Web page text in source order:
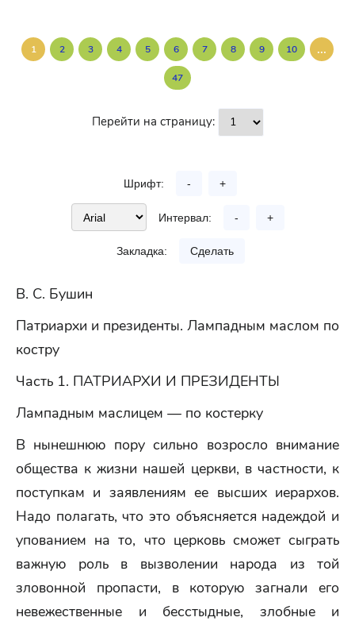
1 2 3 4 5 6 7 8 9 10 ...
47
Перейти на страницу:
Шрифт: - +
Интервал: - +
Закладка: Сделать
В. С. Бушин
Патриархи и президенты. Лампадным маслом по
костру
Часть 1. ПАТРИАРХИ И ПРЕЗИДЕНТЫ
Лампадным маслицем — по костерку
В нынешнюю пору сильно возросло внимание
общества к жизни нашей церкви, в частности, к
поступкам и заявлениям ее высших иерархов.
Надо полагать, что это объясняется надеждой и
упованием на то, что церковь сможет сыграть
важную роль в вызволении народа из той
зловонной пропасти, в которую загнали его
невежественные и бесстыдные, злобные и